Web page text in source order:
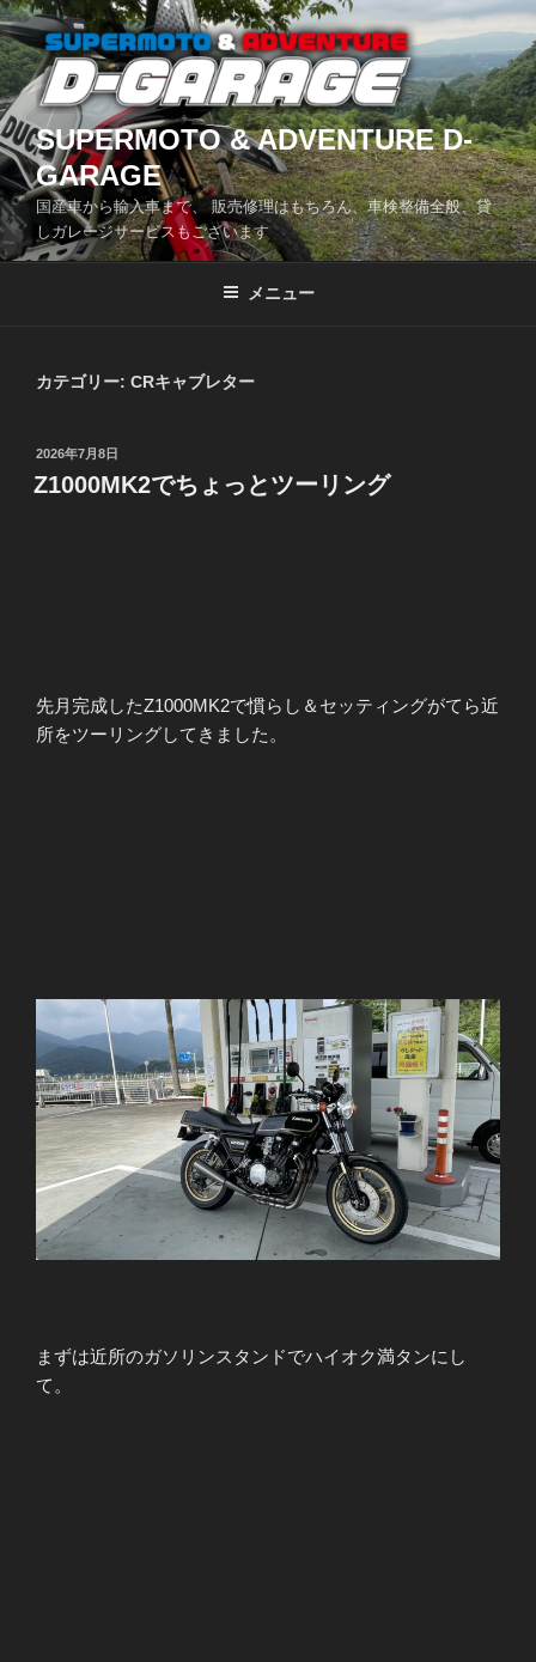
コ
ン
テ
ン
ツ
へ
ス
キ
ッ
SUPERMOTO & ADVENTURE D-
GARAGE
国産車から輸入車まで、 販売修理はもちろん、車検整備全般、貸
しガレージサービスもございます
メニュー
カテゴリー: CRキャブレター
投
稿
日:
2026年7月8日
Z1000MK2でちょっとツーリング
先月完成したZ1000MK2で慣らし＆セッティングがてら近
所をツーリングしてきました。
まずは近所のガソリンスタンドでハイオク満タンにし
て。